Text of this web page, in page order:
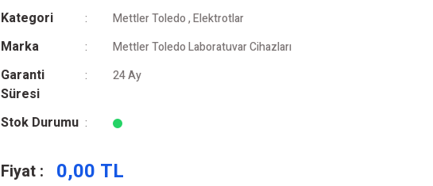
Kategori Mettler Toledo,Elektrotlar
Marka Mettler Toledo Laboratuvar Cihazları
Garanti
Süresi
24 Ay
Stok Durumu
Fiyat : 0,00 TL